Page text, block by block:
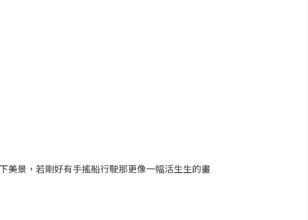
美景，若剛好有手搖船行駛那更像一幅活生生的畫